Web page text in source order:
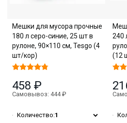
Мешки для мусора прочные
180 л серо-синие, 25 шт в
рулоне, 90×110 см, Tesgo (4
шт/кор)
458 ₽
Самовывоз: 444 ₽
Количество:1
240
(12